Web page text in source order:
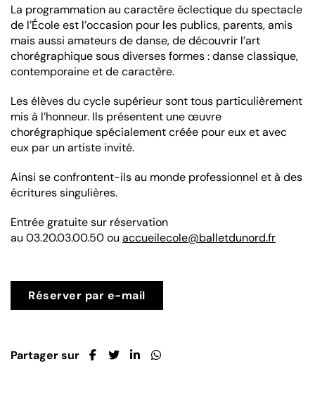
La programmation au caractère éclectique du spectacle
de l’École est l’occasion pour les publics, parents, amis
mais aussi amateurs de danse, de découvrir l’art
chorégraphique sous diverses formes : danse classique,
contemporaine et de caractère.
Les élèves du cycle supérieur sont tous particulièrement
mis à l’honneur. Ils présentent une œuvre
chorégraphique spécialement créée pour eux et avec
eux par un artiste invité.
Ainsi se confrontent-ils au monde professionnel et à des
écritures singulières.
Entrée gratuite sur réservation
au 03.20.03.00.50 ou accueilecole@balletdunord.fr
Réserver par e-mail
Partager sur